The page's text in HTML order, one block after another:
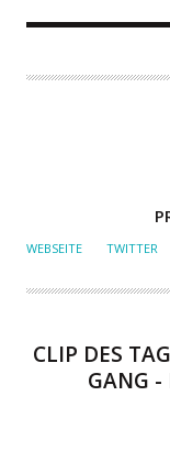
U
O
WEBSEITE TWITTER
CLIP DES
GANG -